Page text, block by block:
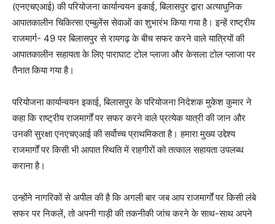
(एनएचएआई) की परियोजना कार्यान्वयन इकाई, बिलासपुर द्वारा अत्याधुनिक
आपातकालीन चिकित्सा एम्बुलेंस सेवाओं का शुभारंभ किया गया है। इन्हें राष्ट्रीय
राजमार्ग- 49 पर बिलासपुर से रायगढ़ के बीच सफर करने वाले यात्रियों की
आपातकालीन सहायता के लिए पाराघाट टोल प्लाजा और केसला टोल प्लाजा पर
तैनात किया गया है।
परियोजना कार्यान्वयन इकाई, बिलासपुर के परियोजना निदेशक मुकेश कुमार ने
कहा कि राष्ट्रीय राजमार्गों पर सफर करने वाले प्रत्येक यात्री की जान और
उनकी सुरक्षा एनएचएआई की सर्वोच्च प्राथमिकता है। हमारा मुख्य उद्देश्य
राजमार्गों पर किसी भी आपात स्थिति में राहगीरों को तत्काल सहायता उपलब्ध
कराना है।
उन्होंने नागरिकों से अपील की है कि अगली बार जब आप राजमार्गों पर किसी लंबे
सफर पर निकलें, तो अपनी गाड़ी की तकनीकी जांच करने के साथ-साथ अपने